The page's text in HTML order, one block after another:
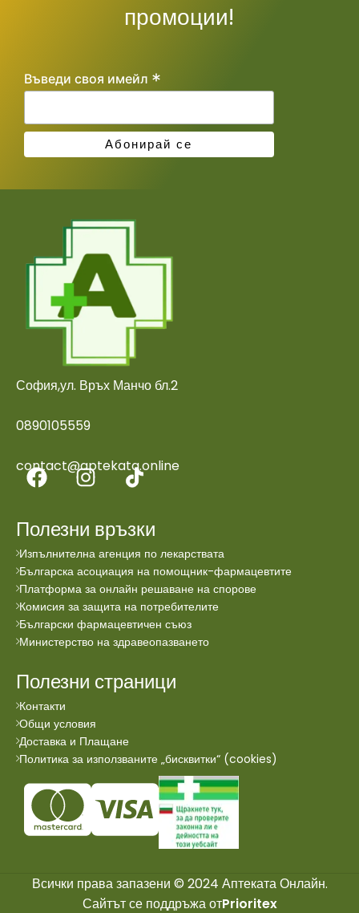
промоции!
Въведи своя имейл *
София,ул. Връх Манчо бл.2
0890105559
contact@aptekata.online
Полезни връзки
Изпълнителна агенция по лекарствата
Българска асоциация на помощник-фармацевтите
Платформа за онлайн решаване на спорове
Комисия за защита на потребителите
Български фармацевтичен съюз
Министерство на здравеопазването
Полезни страници
Контакти
Общи условия
Доставка и Плащане
Политика за използваните „бисквитки“ (cookies)
Всички права запазени © 2024 Аптеката Онлайн.
Сайтът се поддръжа отPrioritex